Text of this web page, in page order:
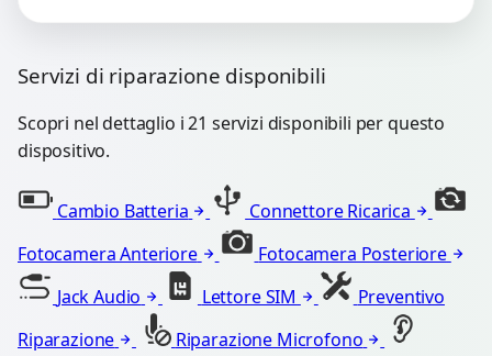
Servizi di riparazione disponibili
Scopri nel dettaglio i 21 servizi disponibili per questo
dispositivo.
Cambio Batteria
Connettore Ricarica
Fotocamera Anteriore
Fotocamera Posteriore
Jack Audio
Lettore SIM
Preventivo
Riparazione
Riparazione Microfono